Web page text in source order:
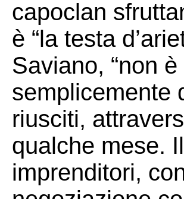
capoclan
è “la testa
Saviano, “non
semplicemente
riusciti,
qualche mese.
imprenditori,